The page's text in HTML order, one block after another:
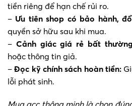
tiền riêng để hạn chế rủi ro.
– Ưu tiên shop có bảo hành,
quyền sở hữu sau khi mua.
– Cảnh giác giá rẻ bất
hoặc thông tin giả.
–Đọc kỹ chính sách hoàn tiền:
lỗi phát sinh.